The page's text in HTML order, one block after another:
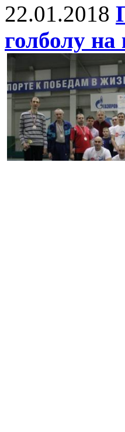
22.01.2018
голболу